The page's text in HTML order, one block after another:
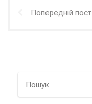
Попередній пост